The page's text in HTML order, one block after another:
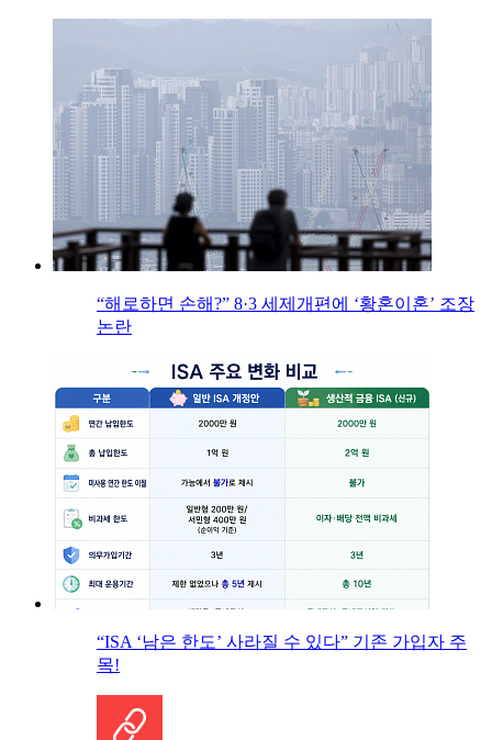
“해로하면 손해?” 8·3 세제개편에 ‘황혼이혼’ 조장
논란
“ISA ‘남은 한도’ 사라질 수 있다” 기존 가입자 주
목!